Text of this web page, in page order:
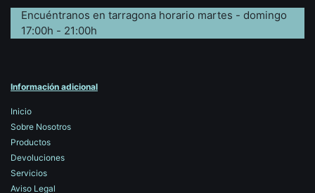
Encuéntranos en tarragona horario martes - domingo
17:00h - 21:00h
Información adicional
Inicio
Sobre Nosotros
Productos
Devoluciones
Servicios
Aviso Legal